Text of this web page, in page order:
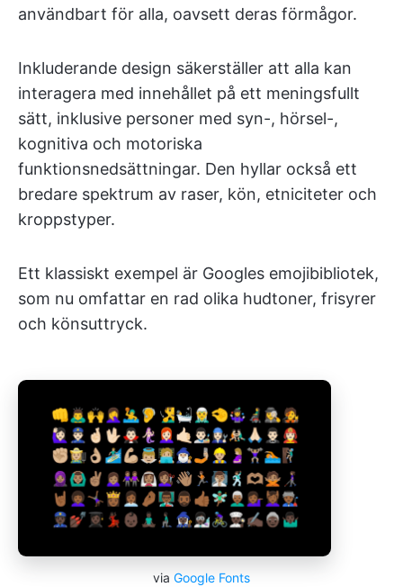
användbart för alla, oavsett deras förmågor.
Inkluderande design säkerställer att alla kan
interagera med innehållet på ett meningsfullt
sätt, inklusive personer med syn-, hörsel-,
kognitiva och motoriska
funktionsnedsättningar. Den hyllar också ett
bredare spektrum av raser, kön, etniciteter och
kroppstyper.
Ett klassiskt exempel är Googles emojibibliotek,
som nu omfattar en rad olika hudtoner, frisyrer
och könsuttryck.
via Google Fonts